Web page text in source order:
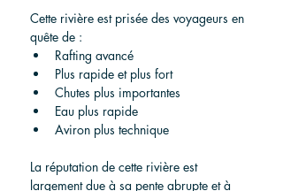
Cette rivière est prisée des voyageurs en
quête de :
Rafting avancé
Plus rapide et plus fort
Chutes plus importantes
Eau plus rapide
Aviron plus technique
La réputation de cette rivière est
largement due à sa pente abrupte et à